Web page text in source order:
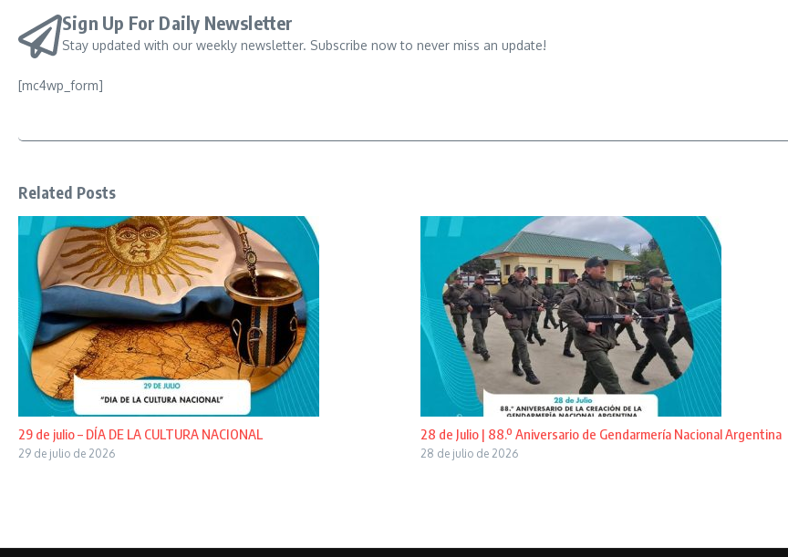
Sign Up For Daily Newsletter
Stay updated with our weekly newsletter. Subscribe now to never miss an update!
[mc4wp_form]
Related Posts
29 de julio – DÍA DE LA CULTURA NACIONAL
29 de julio de 2026
28 de Julio | 88.º Aniversario de Gendarmería Nacional Argentina
28 de julio de 2026